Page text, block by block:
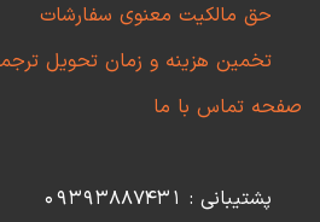
حق مالکیت معنوی سفارشات
تخمین هزینه و زمان تحویل
صفحه تماس با ما
پشتیبانی : 09393887431